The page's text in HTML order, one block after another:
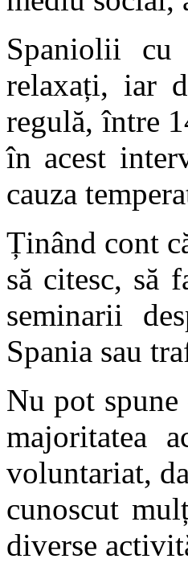
Spaniolii cu
relaxați, iar
regulă, între
în acest
cauza
Ținând cont
să citesc, să
seminarii
Spania sau
Nu pot
majoritatea
voluntariat,
cunoscut
diverse